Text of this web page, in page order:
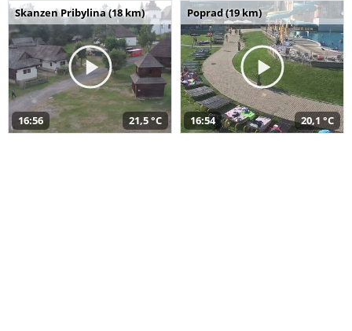
Skanzen Pribylina (18 km)
16:56 21,5 °C
Poprad (19 km)
16:54 20,1 °C